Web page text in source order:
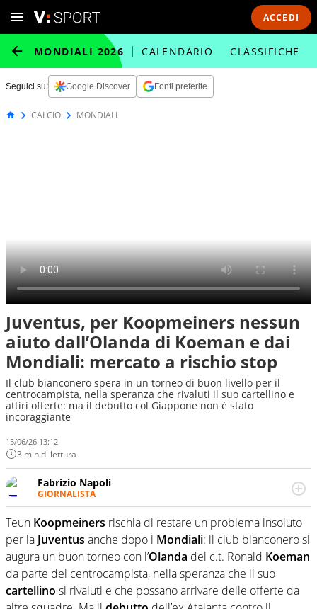
ACCEDI
MONDIALI 2026 CALENDARIO CLASSIFICHE
Seguici su: Google Discover Fonti preferite
CALCIO MONDIALI
Juventus, per Koopmeiners nessun
aiuto dall’Olanda di Koeman e dai
Mondiali: mercato a rischio stop
Il club bianconero spera in un torneo di buon livello per il
centrocampista, nella speranza che rivaluti il suo cartellino e
attiri offerte: ma il debutto col Giappone non è stato
incoraggiante
15/06/26 13:12
3 min di lettura
Fabrizio Napoli
GIORNALISTA
Giornalista professionista, per Virgilio Sport segue anche
il calcio ma è con la pallanuoto che esalta competenze e
passioni. Cura la comunicazione di HaBaWaBa, il più
grande festival di waterpolo per bambini al mondo
Teun Koopmeiners rischia di restare un problema insoluto
per la Juventus anche dopo i Mondiali: il club bianconero si
augura un buon torneo con l’Olanda del c.t. Ronald Koeman
da parte del centrocampista, nella speranza che il suo
cartellino si rivaluti e che possano arrivare delle offerte da